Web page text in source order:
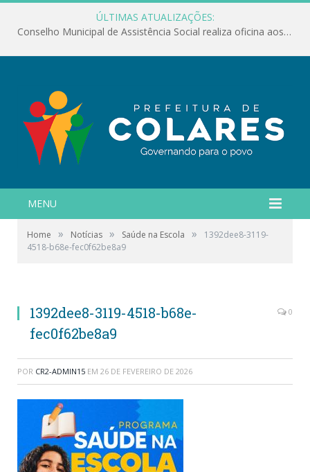
ÚLTIMAS ATUALIZAÇÕES:
Conselho Municipal de Assistência Social realiza oficina aos servidores
MENU
Home » Notícias » Saúde na Escola »
1392dee8-3119-
4518-b68e-fec0f62be8a9
1392dee8-3119-4518-b68e-
fec0f62be8a9
0
POR CR2-ADMIN15 EM 26 DE FEVEREIRO DE 2026